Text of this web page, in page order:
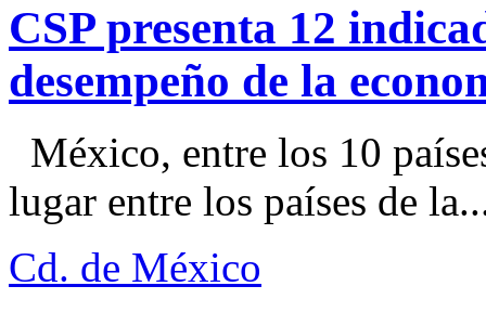
CSP presenta 12
desempeño de la
México, entre los 10
lugar entre los países de
Cd. de México